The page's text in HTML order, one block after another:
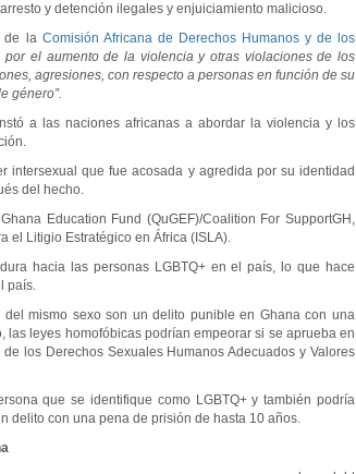
y detención ilegales y enjuiciamiento malicioso.
de la Comisión Africana de Derechos Humanos y de los
por el aumento de la violencia y otras violaciones de los
agresiones, con respecto a personas en función de su
género”.
a las naciones africanas a abordar la violencia y los
intersexual que fue acosada y agredida por su identidad
del hecho.
Education Fund (QuGEF)/Coalition For SupportGH,
el Litigio Estratégico en África (ISLA).
hacia las personas LGBTQ+ en el país, lo que hace
país.
mismo sexo son un delito punible en Ghana con una
leyes homofóbicas podrían empeorar si se aprueba en
los Derechos Sexuales Humanos Adecuados y Valores
que se identifique como LGBTQ+ y también podría
delito con una pena de prisión de hasta 10 años.